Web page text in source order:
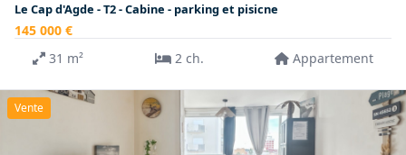
Le Cap d'Agde - T2 - Cabine - parking et pisicne
145 000 €
31 m²
2 ch. Appartement
Vente